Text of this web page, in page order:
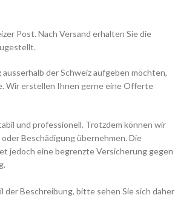
Post. Nach Versand erhalten Sie die
der Schweiz aufgeben möchten,
Wir erstellen Ihnen gerne eine Offerte
und professionell. Trotzdem können wir
Beschädigung übernehmen. Die
jedoch eine begrenzte Versicherung gegen
der Beschreibung, bitte sehen Sie sich daher